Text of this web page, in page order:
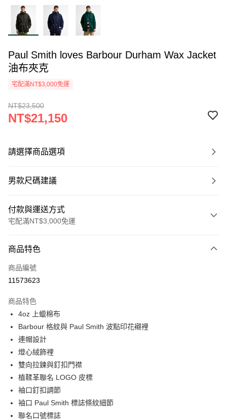
Paul Smith loves Barbour Durham Wax Jacket
油布夾克
宅配滿NT$3,000免運
NT$23,500
NT$21,150
請選擇商品選項
男款尺碼建議
付款與運送方式
宅配滿NT$3,000免運
信用卡一次付款
信用卡分期付款
合作金庫商業銀行
華南商業銀行
上海商業儲蓄銀行
台北富邦商業銀行
國泰世華商業銀行
臺灣中小企業銀行
匯豐（台灣）商業銀行
聯邦商業銀行
元大商業銀行
玉山商業銀行
台新國際商業銀行
台灣樂天信用卡公司
LINE Pay
Apple Pay
街口支付
悠遊付
全盈+PAY
商品特色
商品編號
11573623
商品特色
4oz 上蠟棉布
Barbour 格紋與 Paul Smith 波點印花襯裡
連帽設計
燈心絨飾裡
雙向拉鍊與釘扣門襟
植鞣革聯名 LOGO 皮標
袖口釘扣調節
袖口 Paul Smith 標誌條紋細節
聯名口號標誌